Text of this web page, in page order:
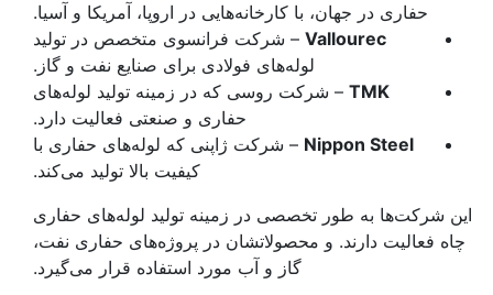
حفاری در جهان، با کارخانه‌هایی در اروپا، آمریکا و آسیا.
Vallourec – شرکت فرانسوی متخصص در تولید
لوله‌های فولادی برای صنایع نفت و گاز.
TMK – شرکت روسی که در زمینه تولید لوله‌های
حفاری و صنعتی فعالیت دارد.
Nippon Steel – شرکت ژاپنی که لوله‌های حفاری با
کیفیت بالا تولید می‌کند.
این شرکت‌ها به طور تخصصی در زمینه تولید لوله‌های حفاری
چاه فعالیت دارند. و محصولاتشان در پروژه‌های حفاری نفت،
گاز و آب مورد استفاده قرار می‌گیرد.